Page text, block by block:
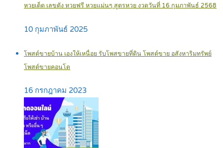
หวยเด็ด เลขดัง หวยฟรี หวยแม่นๆ สูตรหวย งวดวันที่ 16 กุมภาพันธ์ 2568
10 กุมภาพันธ์ 2025
โพสต์ขายบ้าน เองให้เหนื่อย รับโพสขายที่ดิน โพสต์ขาย อสังหาริมทรัพย์
โพสต์ขายคอนโด
16 กรกฎาคม 2023